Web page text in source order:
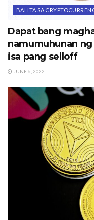
BALITA SA
Dapat bang
namumuhunan
isa pang selloff
JUNE 6, 2022